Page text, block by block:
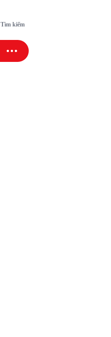
Tìm kiếm
SAO SPORT